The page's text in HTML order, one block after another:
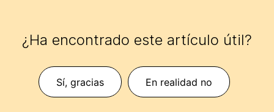
¿Ha encontrado este artículo útil?
Sí, gracias En realidad no